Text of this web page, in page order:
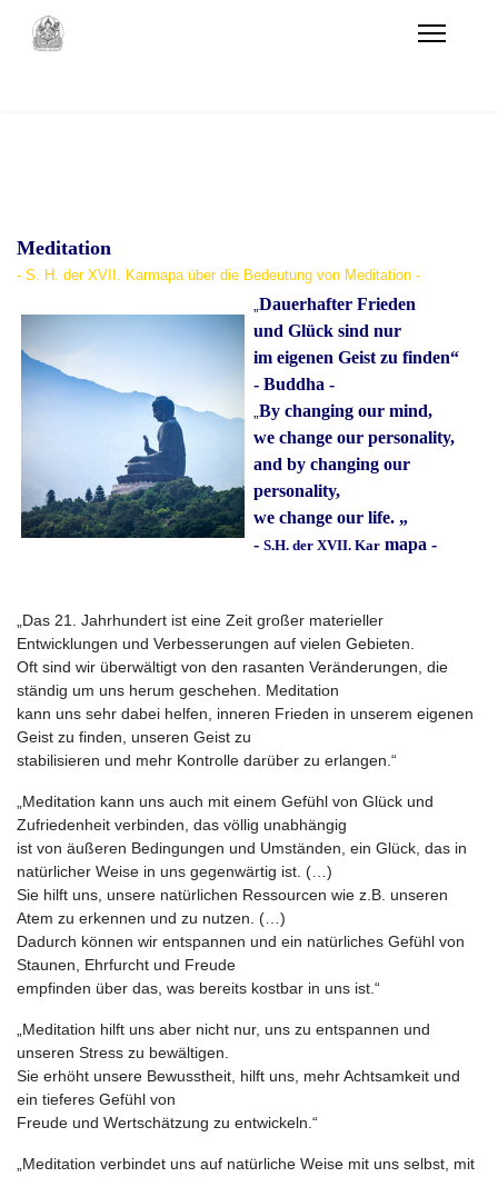
Meditation
- S. H. der XVII. Karmapa über die Bedeutung von Meditation -
Dauerhafter Frieden
und Glück sind nur
im eigenen Geist zu finden“
- Buddha -
By changing our mind,
we change our personality,
and by changing our
personality,
we change our life. „
- S.H. der XVII. Kar mapa -
„Das 21. Jahrhundert ist eine Zeit großer materieller
Entwicklungen und Verbesserungen auf vielen Gebieten.
Oft sind wir überwältigt von den rasanten Veränderungen, die
ständig um uns herum geschehen. Meditation
kann uns sehr dabei helfen, inneren Frieden in unserem eigenen
Geist zu finden, unseren Geist zu
stabilisieren und mehr Kontrolle darüber zu erlangen.“
„Meditation kann uns auch mit einem Gefühl von Glück und
Zufriedenheit verbinden, das völlig unabhängig
ist von äußeren Bedingungen und Umständen, ein Glück, das in
natürlicher Weise in uns gegenwärtig ist. (…)
Sie hilft uns, unsere natürlichen Ressourcen wie z.B. unseren
Atem zu erkennen und zu nutzen. (…)
Dadurch können wir entspannen und ein natürliches Gefühl von
Staunen, Ehrfurcht und Freude
empfinden über das, was bereits kostbar in uns ist.“
„Meditation hilft uns aber nicht nur, uns zu entspannen und
unseren Stress zu bewältigen.
Sie erhöht unsere Bewusstheit, hilft uns, mehr Achtsamkeit und
ein tieferes Gefühl von
Freude und Wertschätzung zu entwickeln.“
„Meditation verbindet uns auf natürliche Weise mit uns selbst, mit